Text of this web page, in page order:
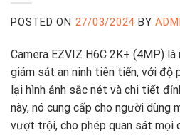
POSTED ON 27/03/2024 BY
Camera EZVIZ H6C 2K+ (4MP)
giám sát an ninh tiên tiến, với độ
lại hình ảnh sắc nét và chi tiết
này, nó cung cấp cho người dùng
vượt trội, cho phép quan sát mọi